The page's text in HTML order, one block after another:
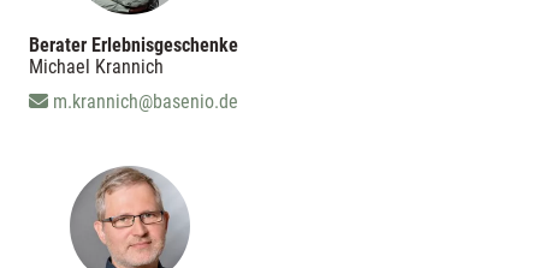
Berater Erlebnisgeschenke
Michael Krannich
m.krannich@basenio.de